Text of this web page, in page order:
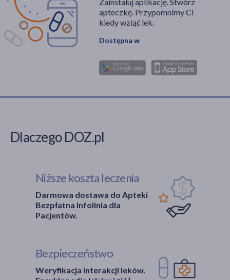
apteczkę. Przypomnimy Ci
kiedy wziąć lek.
Dostępna w
Dlaczego DOZ.pl
Niższe koszta leczenia
Darmowa dostawa do Apteki
Bezpłatna Infolinia dla
Pacjentów.
Bezpieczeństwo
Weryfikacja interakcji leków.